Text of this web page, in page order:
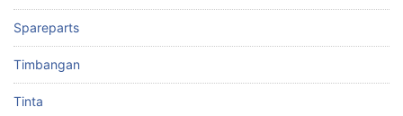
Spareparts
Timbangan
Tinta